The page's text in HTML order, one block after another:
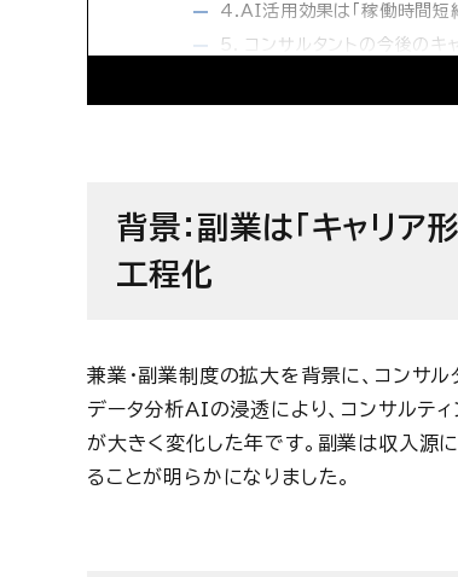
4.AI活用効果は「稼働時間短縮
5. コンサルタントの今後のキ
背景：副業は「キャリ
工程化
兼業・副業制度の拡大を背景に、コンサ
データ分析AIの浸透により、コンサルティ
が大きく変化した年です。副業は収入源
ることが明らかになりました。